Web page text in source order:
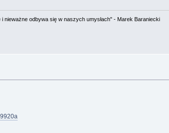
odbywa się w naszych umysłach" - Marek Baraniecki